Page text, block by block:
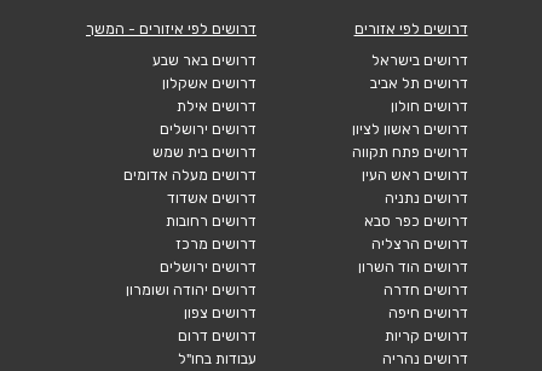
דרושים לפי אזורים
דרושים בישראל
דרושים תל אביב
דרושים חולון
דרושים ראשון לציון
דרושים פתח תקווה
דרושים ראש העין
דרושים נתניה
דרושים כפר סבא
דרושים הרצליה
דרושים הוד השרון
דרושים חדרה
דרושים חיפה
דרושים קריות
דרושים נהריה
דרושים לפי איזורים - המשך
דרושים באר שבע
דרושים אשקלון
דרושים אילת
דרושים ירושלים
דרושים בית שמש
דרושים מעלה אדומים
דרושים אשדוד
דרושים רחובות
דרושים מרכז
דרושים ירושלים
דרושים יהודה ושומרון
דרושים צפון
דרושים דרום
עבודות בחו"ל